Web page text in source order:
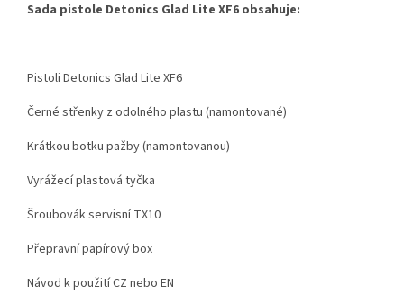
Sada pistole Detonics Glad Lite XF6 obsahuje:
Pistoli Detonics Glad Lite XF6
Černé střenky z odolného plastu (namontované)
Krátkou botku pažby (namontovanou)
Vyrážecí plastová tyčka
Šroubovák servisní TX10
Přepravní papírový box
Návod k použití CZ nebo EN